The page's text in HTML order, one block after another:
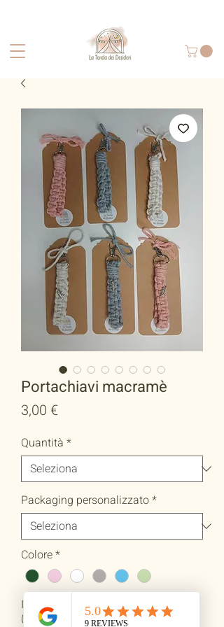
Portachiavi macramè
3,00 €Prezzo
Quantità *
Packaging personalizzato*
Colore*
Inserisci l'iniziale del nome
(facoltativo)